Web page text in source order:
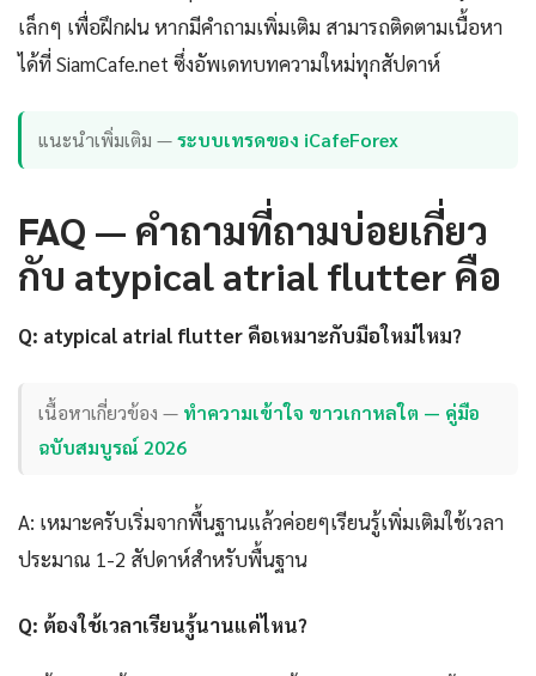
เล็กๆ เพื่อฝึกฝน หากมีคำถามเพิ่มเติม สามารถติดตามเนื้อหา
ได้ที่ SiamCafe.net ซึ่งอัพเดทบทความใหม่ทุกสัปดาห์
แนะนำเพิ่มเติม —ระบบเทรดของ iCafeForex
FAQ — คำถามที่ถามบ่อยเกี่ยว
กับ atypical atrial flutter คือ
Q: atypical atrial flutter คือเหมาะกับมือใหม่ไหม?
เนื้อหาเกี่ยวข้อง — ทำความเข้าใจ ขาวเกาหลใต — คู่มือ
ฉบับสมบูรณ์ 2026
A: เหมาะครับเริ่มจากพื้นฐานแล้วค่อยๆเรียนรู้เพิ่มเติมใช้เวลา
ประมาณ 1-2 สัปดาห์สำหรับพื้นฐาน
Q: ต้องใช้เวลาเรียนรู้นานแค่ไหน?